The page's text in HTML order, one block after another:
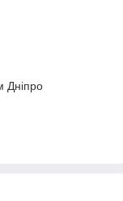
Дніпро